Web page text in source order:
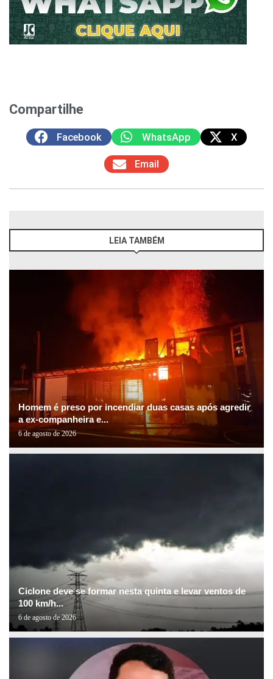
Compartilhe
Facebook WhatsApp X
Email
LEIA TAMBÉM
Homem é preso por incendiar duas casas após agredir
a ex-companheira e...
6 de agosto de 2026
Ciclone deve se formar nesta quinta e levar ventos de
100 km/h...
6 de agosto de 2026